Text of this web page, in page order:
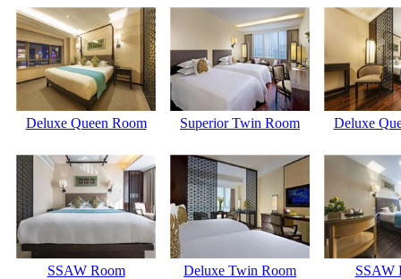
Deluxe Queen Room Superior Twin Room Deluxe
SSAW Room Deluxe Twin Room SSAW